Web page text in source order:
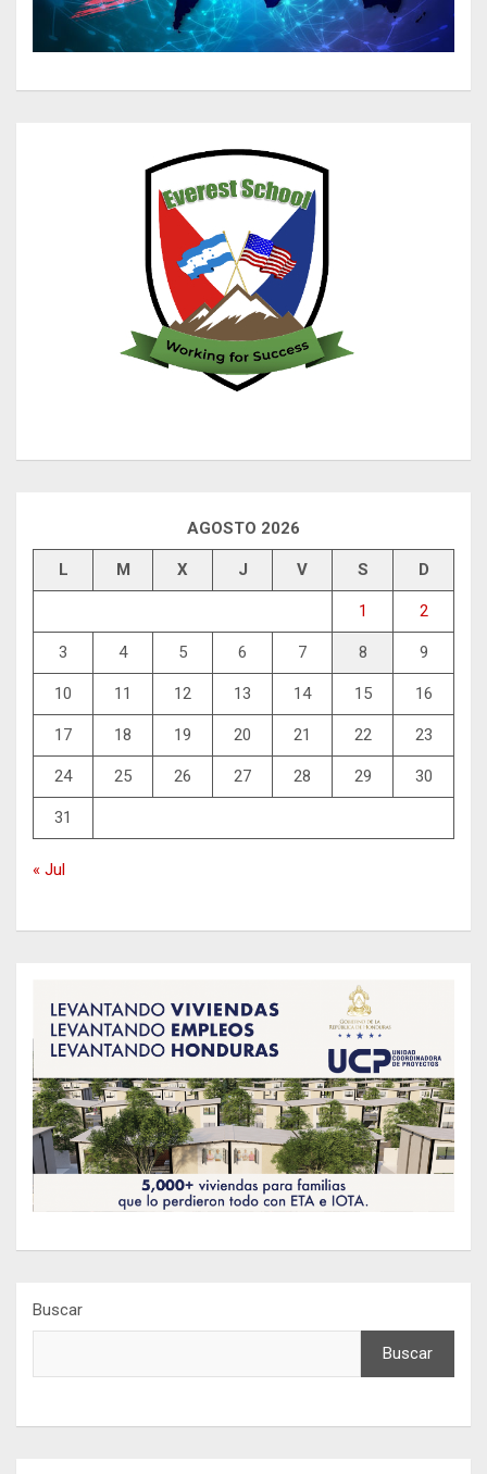
AGOSTO 2026
L M X J V S D
1 2
3 4 5 6 7 8 9
10 11 12 13 14 15 16
17 18 19 20 21 22 23
24 25 26 27 28 29 30
31
« Jul
Buscar
Buscar